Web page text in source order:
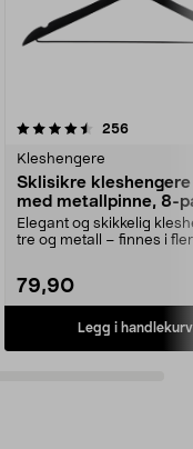
256
Kleshengere
Sklisikre
med metallpinne, 8-
Elegant og skikkelig
tre og metall – finnes i
79,90
Legg i handlekurv
4.5av 5 stjerner